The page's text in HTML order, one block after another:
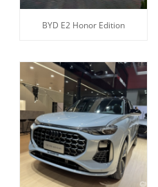
BYD E2 Honor Edition